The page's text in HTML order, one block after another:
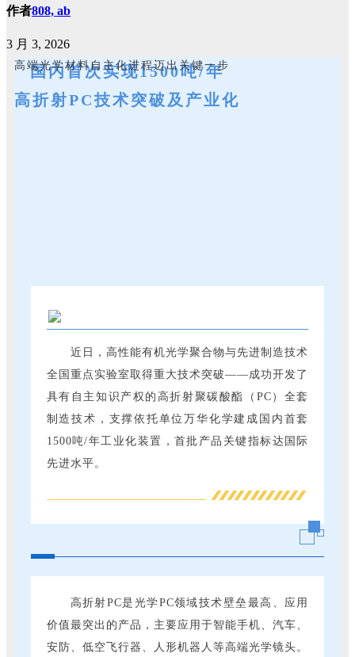
作者808, ab
3 月 3, 2026
国内首次实现1500吨/年
高折射PC技术突破及 产业化
高端光学材料自主化进程迈出关键一步
近日，高性能有机光学聚合物与先进制造技术
全国重点实验室取得重大技术突破——成功开发了
具有自主知识产权的高折射聚碳酸酯（PC）全套
制造技术，支撑依托单位万华化学建成国内首套
1500吨/年工业化装置，首批产品关键指标达国际
先进水平。
高折射PC是光学PC领域技术壁垒最高、应用
价值最突出的产品，主要应用于智能手机、汽车、
安防、低空飞行器、人形机器人等高端光学镜头。